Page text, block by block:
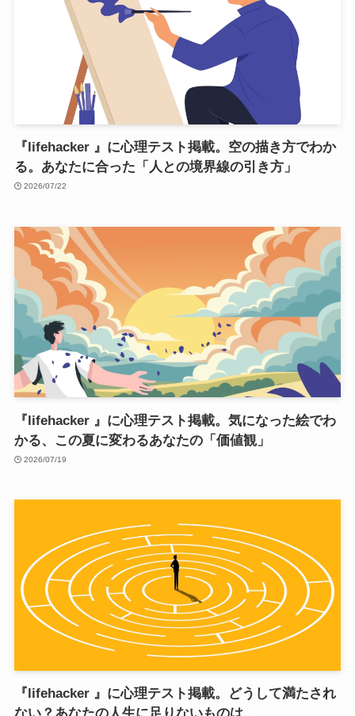
『lifehacker 』に心理テスト掲載。空の描き方でわか
る。あなたに合った「人との境界線の引き方」
2026/07/22
『lifehacker 』に心理テスト掲載。気になった絵でわ
かる、この夏に変わるあなたの「価値観」
2026/07/19
『lifehacker 』に心理テスト掲載。どうして満たされ